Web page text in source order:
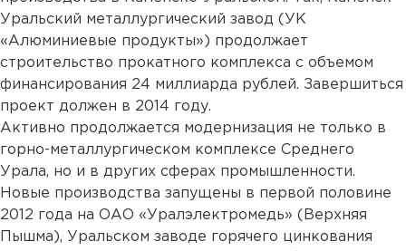
Уральский металлургический завод (УК
«Алюминиевые продукты») продолжает
строительство прокатного комплекса с объемом
финансирования 24 миллиарда рублей. Завершиться
проект должен в 2014 году.
Активно продолжается модернизация не только в
горно-металлургическом комплексе Среднего
Урала, но и в других сферах промышленности.
Новые производства запущены в первой половине
2012 года на ОАО «Уралэлектромедь» (Верхняя
Пышма), Уральском заводе горячего цинкования